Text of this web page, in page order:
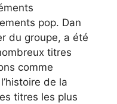
pop. Dan
du groupe, a été
titres
comme
de la
titres les plus